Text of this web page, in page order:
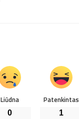
Liūdna
0
Patenkintas
1